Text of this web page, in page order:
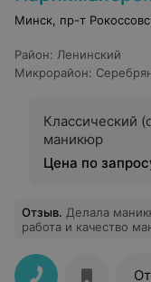
Минск, пр-т
Район: Ленинский
Микрорайон:
Классический
маникюр
Цена по
Отзыв. Делала
работа и качество
кутикула бахромой,
просветами,